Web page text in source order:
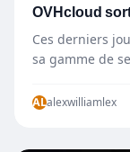
OVHcloud
Ces derniers
sa gamme de
ALalexwilliamlex